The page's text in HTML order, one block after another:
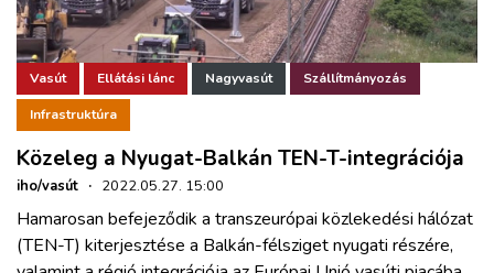
Vasút Ellátási lánc Nagyvasút Szállítmányozás
Infrastruktúra
Közeleg a Nyugat-Balkán TEN-T-integrációja
iho/vasút · 2022.05.27. 15:00
Hamarosan befejeződik a transzeurópai közlekedési hálózat
(TEN-T) kiterjesztése a Balkán-félsziget nyugati részére,